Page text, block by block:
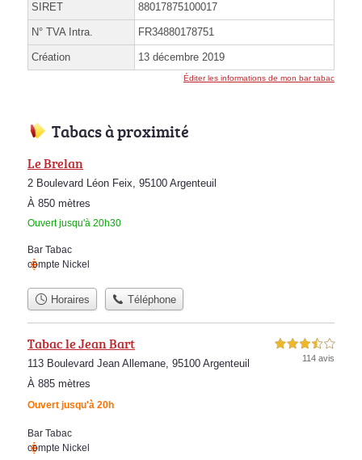
SIRET 88017875100017
N° TVA Intra. FR34880178751
Création 13 décembre 2019
Éditer les informations de mon bar tabac
Tabacs à proximité
Le Brelan
2 Boulevard Léon Feix, 95100 Argenteuil
À 850 mètres
Ouvert jusqu'à 20h30
Bar Tabac
compte Nickel
Horaires Téléphone
Tabac le Jean Bart
113 Boulevard Jean Allemane, 95100 Argenteuil
À 885 mètres
Ouvert jusqu'à 20h
3,5 étoiles sur 5
114 avis
Bar Tabac
compte Nickel